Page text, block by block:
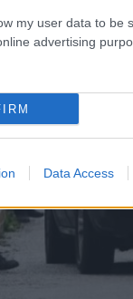
my user data to be
advertising
Data Access
Νεκρό 4χρονο